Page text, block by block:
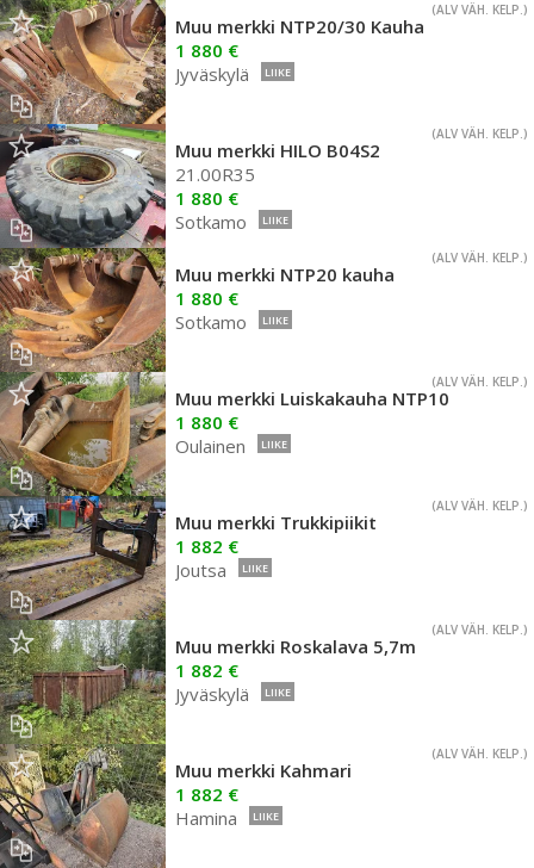
(ALV VÄH. KELP.)
Muu merkki NTP20/30 Kauha
1 880 €
Jyväskylä
LIIKE
(ALV VÄH. KELP.)
Muu merkki HILO B04S2
21.00R35
1 880 €
Sotkamo
LIIKE
(ALV VÄH. KELP.)
Muu merkki NTP20 kauha
1 880 €
Sotkamo
LIIKE
(ALV VÄH. KELP.)
Muu merkki Luiskakauha NTP10
1 880 €
Oulainen
LIIKE
(ALV VÄH. KELP.)
Muu merkki Trukkipiikit
1 882 €
Joutsa
LIIKE
(ALV VÄH. KELP.)
Muu merkki Roskalava 5,7m
1 882 €
Jyväskylä
LIIKE
(ALV VÄH. KELP.)
Muu merkki Kahmari
1 882 €
Hamina
LIIKE